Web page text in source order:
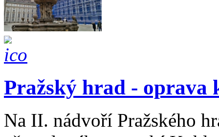
Pražský hrad - oprava
Na II. nádvoří Pražského